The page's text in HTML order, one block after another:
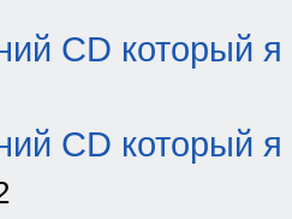
CD который я
CD который я